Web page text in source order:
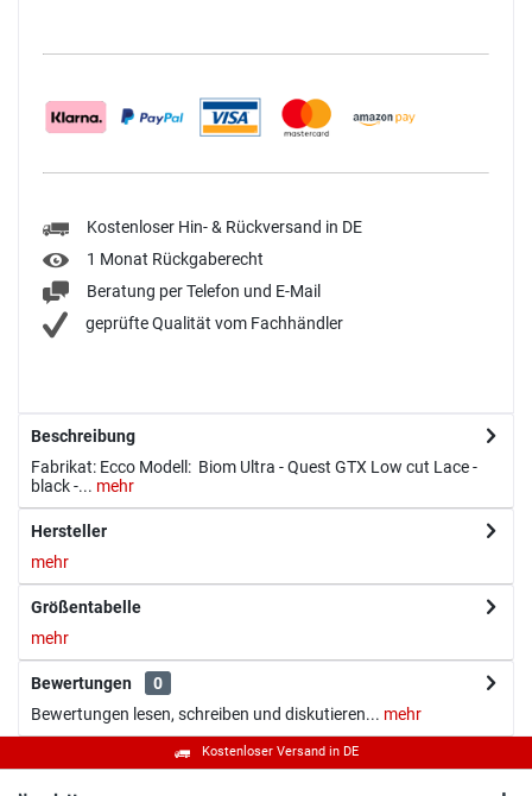
Kostenloser Hin- & Rückversand in DE
1 Monat Rückgaberecht
Beratung per Telefon und E-Mail
geprüfte Qualität vom Fachhändler
Beschreibung
Fabrikat: Ecco Modell: Biom Ultra - Quest GTX Low cut Lace -
black -... mehr
Hersteller
mehr
Größentabelle
mehr
Bewertungen
0
Bewertungen lesen, schreiben und diskutieren... mehr
Kostenloser Versand in DE